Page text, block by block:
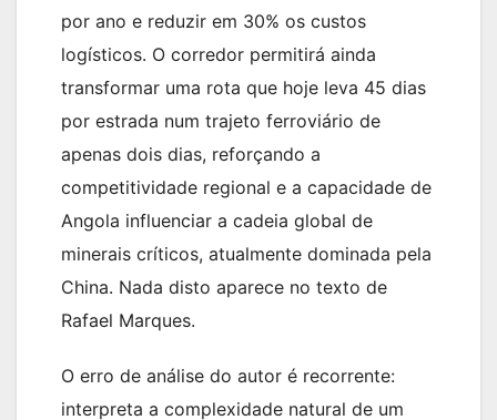
por ano e reduzir em 30% os custos
logísticos. O corredor permitirá ainda
transformar uma rota que hoje leva 45 dias
por estrada num trajeto ferroviário de
apenas dois dias, reforçando a
competitividade regional e a capacidade de
Angola influenciar a cadeia global de
minerais críticos, atualmente dominada pela
China. Nada disto aparece no texto de
Rafael Marques.
O erro de análise do autor é recorrente:
interpreta a complexidade natural de um